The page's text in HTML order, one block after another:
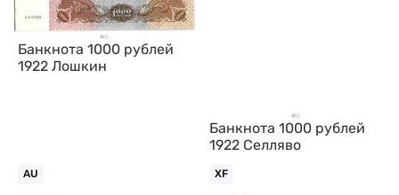
Банкнота 1000 рублей
1922 Лошкин
AU
Банкнота 1000 рублей
1922 Селляво
XF